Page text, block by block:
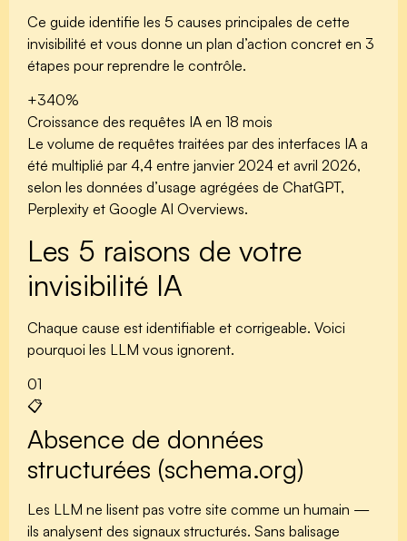
Ce guide identifie les 5 causes principales de cette
invisibilité et vous donne un plan d’action concret en 3
étapes pour reprendre le contrôle.
+340%
Croissance des requêtes IA en 18 mois
Le volume de requêtes traitées par des interfaces IA a
été multiplié par 4,4 entre janvier 2024 et avril 2026,
selon les données d’usage agrégées de ChatGPT,
Perplexity et Google AI Overviews.
Les 5 raisons de votre
invisibilité IA
Chaque cause est identifiable et corrigeable. Voici
pourquoi les LLM vous ignorent.
01
📋
Absence de données
structurées (schema.org)
Les LLM ne lisent pas votre site comme un humain —
ils analysent des signaux structurés. Sans balisage